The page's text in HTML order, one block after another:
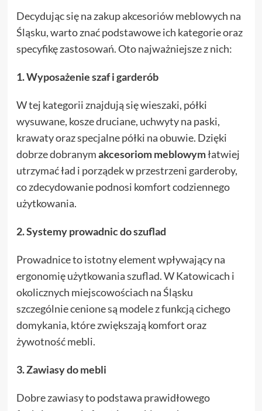
Decydując się na zakup akcesoriów meblowych na
Śląsku, warto znać podstawowe ich kategorie oraz
specyfikę zastosowań. Oto najważniejsze z nich:
1. Wyposażenie szaf i garderób
W tej kategorii znajdują się wieszaki, półki
wysuwane, kosze druciane, uchwyty na paski,
krawaty oraz specjalne półki na obuwie. Dzięki
dobrze dobranymakcesoriom meblowymłatwiej
utrzymać ład i porządek w przestrzeni garderoby,
co zdecydowanie podnosi komfort codziennego
użytkowania.
2. Systemy prowadnic do szuflad
Prowadnice to istotny element wpływający na
ergonomię użytkowania szuflad. W Katowicach i
okolicznych miejscowościach na Śląsku
szczególnie cenione są modele z funkcją cichego
domykania, które zwiększają komfort oraz
żywotność mebli.
3. Zawiasy do mebli
Dobre zawiasy to podstawa prawidłowego